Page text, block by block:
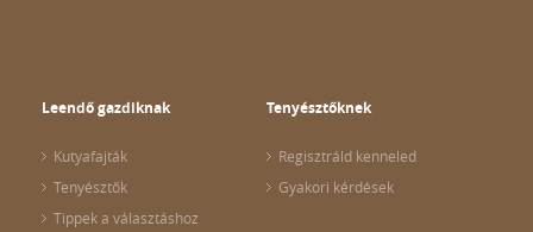
Leendő gazdiknak
Kutyafajták
Tenyésztők
Tippek a választáshoz
Tenyésztőknek
Regisztráld kenneled
Gyakori kérdések